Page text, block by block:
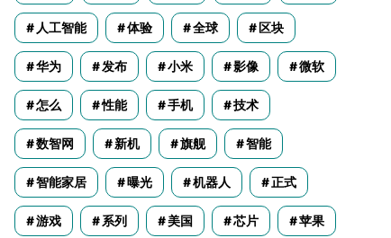
人工智能 体验 全球 区块
华为 发布 小米 影像 微软
怎么 性能 手机 技术
数智网 新机 旗舰 智能
智能家居 曝光 机器人 正式
游戏 系列 美国 芯片 苹果